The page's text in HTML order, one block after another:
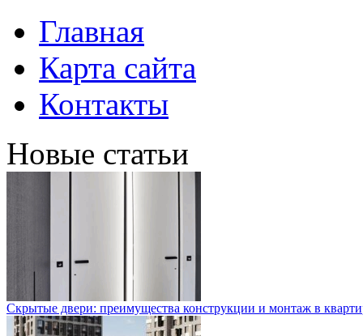
Главная
Карта сайта
Контакты
Новые статьи
Скрытые двери: преимущества конструкции и монтаж в